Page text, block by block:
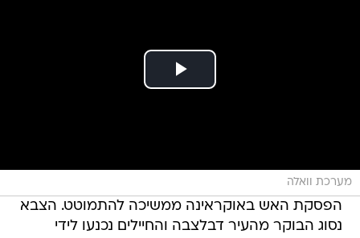
מערכת וואלה
הפסקת האש באוקראינה ממשיכה להתמוטט. הצבא
נסוג הבוקר מהעיר דבלצבה והחיילים נכנעו לידי